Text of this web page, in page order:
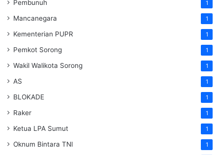
Pembunuh 1
Mancanegara 1
Kementerian PUPR 1
Pemkot Sorong 1
Wakil Walikota Sorong 1
AS 1
BLOKADE 1
Raker 1
Ketua LPA Sumut 1
Oknum Bintara TNI 1